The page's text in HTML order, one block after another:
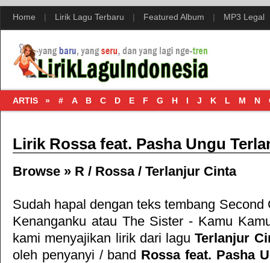
Home | Lirik Lagu Terbaru | Featured Album | MP3 Legal
ARTIS » # A B C D E F G H I J K L M N
Lirik Rossa feat. Pasha Ungu
Browse » R / Rossa/ Terlanjur Cinta
Sudah hapal dengan teks tembang Second
Kenanganku atau The Sister - Kamu
kami menyajikan lirik dari laguTerlanjur
oleh penyanyi / band Rossa feat. Pasha